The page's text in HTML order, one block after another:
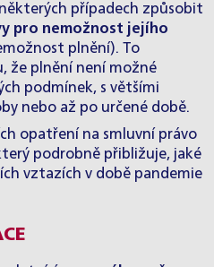
případech způsobit
pro nemožnost jejího
plnění). To
že plnění není možné
podmínek, s většími
nebo až po určené době.
opatření na smluvní právo
podrobně přibližuje, jaké
vztazích v době pandemie